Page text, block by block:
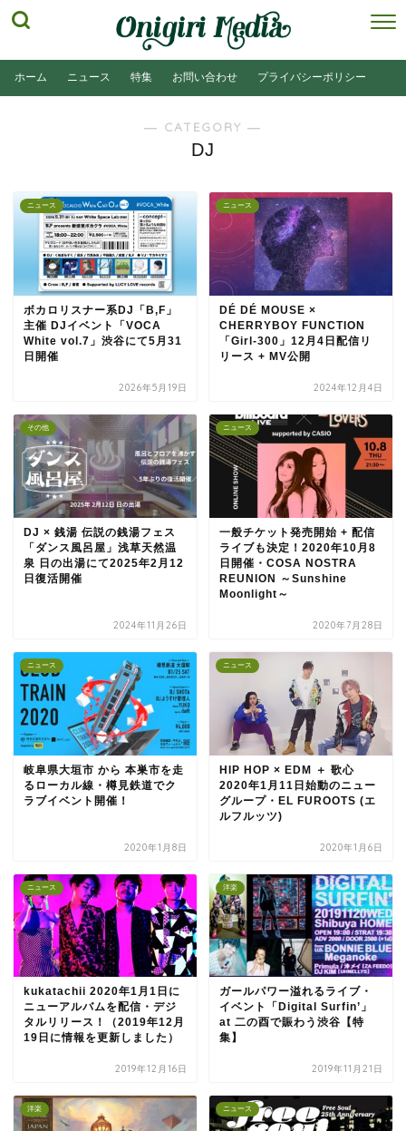
ホーム ニュース 特集 お問い合わせ プライバシーポリシー
― CATEGORY ―
DJ
ニュース
ボカロリスナー系DJ「B,F」
主催 DJイベント「VOCA
White vol.7」渋谷にて5月31
日開催
2026年5月19日
ニュース
DÉ DÉ MOUSE ×
CHERRYBOY FUNCTION
「Girl-300」12月4日配信リ
リース + MV公開
2024年12月4日
その他
DJ × 銭湯 伝説の銭湯フェス
「ダンス風呂屋」浅草天然温
泉 日の出湯にて2025年2月12
日復活開催
2024年11月26日
ニュース
一般チケット発売開始 + 配信
ライブも決定！2020年10月8
日開催・COSA NOSTRA
REUNION ～Sunshine
Moonlight～
2020年7月28日
ニュース
岐阜県大垣市 から 本巣市を走
るローカル線・樽見鉄道でク
ラブイベント開催！
2020年1月8日
ニュース
HIP HOP × EDM ＋ 歌心
2020年1月11日始動のニュー
グループ・EL FUROOTS (エ
ルフルッツ)
2020年1月6日
ニュース
kukatachii 2020年1月1日に
ニューアルバムを配信・デジ
タルリリース！（2019年12月
19日に情報を更新しました）
2019年12月16日
洋楽
ガールパワー溢れるライブ・
イベント「Digital Surfin’」
at 二の酉で賑わう渋谷【特
集】
2019年11月21日
洋楽 ニュース